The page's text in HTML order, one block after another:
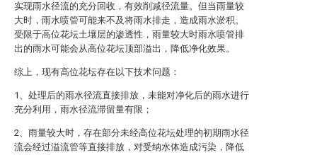
实现雨水径流的充分回收，有效削减径流量。但当雨量较
大时，雨水喷管可能来不及将雨水排走，造成雨水淤积。
受限于高位花坛土壤层的渗透性，雨量较大时雨水喷管排
出的雨水可能会从高位花坛顶部溢出，降低净化效果。
综上，现有高位花坛存在以下技术问题：
1、处理后的雨水径流直接排放，未能对净化后的雨水进行
充分利用，雨水径流滞留量有限；
2、雨量较大时，存在部分未经高位花坛处理的初期雨水径
流会经过溢流管等直接排放，对受纳水体造成污染，降低